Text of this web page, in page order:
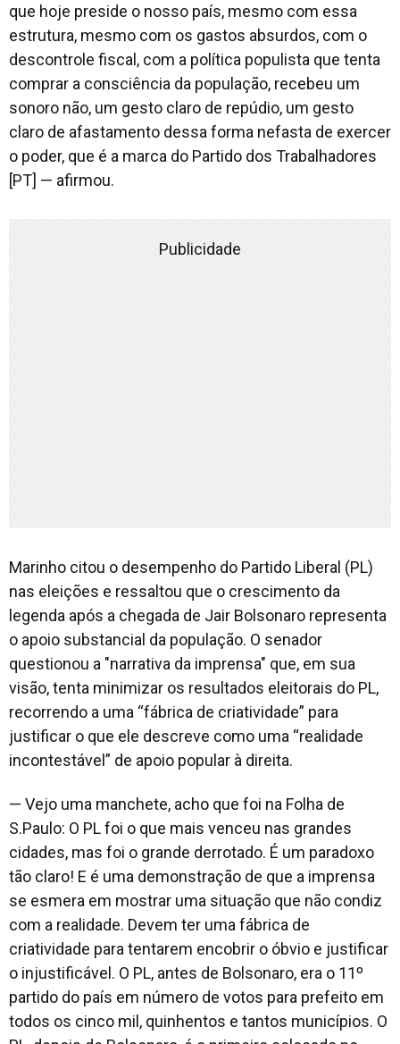
que hoje preside o nosso país, mesmo com essa
estrutura, mesmo com os gastos absurdos, com o
descontrole fiscal, com a política populista que tenta
comprar a consciência da população, recebeu um
sonoro não, um gesto claro de repúdio, um gesto
claro de afastamento dessa forma nefasta de exercer
o poder, que é a marca do Partido dos Trabalhadores
[PT] — afirmou.
Publicidade
Marinho citou o desempenho do Partido Liberal (PL)
nas eleições e ressaltou que o crescimento da
legenda após a chegada de Jair Bolsonaro representa
o apoio substancial da população. O senador
questionou a "narrativa da imprensa" que, em sua
visão, tenta minimizar os resultados eleitorais do PL,
recorrendo a uma “fábrica de criatividade” para
justificar o que ele descreve como uma “realidade
incontestável” de apoio popular à direita.
— Vejo uma manchete, acho que foi na Folha de
S.Paulo: O PL foi o que mais venceu nas grandes
cidades, mas foi o grande derrotado. É um paradoxo
tão claro! E é uma demonstração de que a imprensa
se esmera em mostrar uma situação que não condiz
com a realidade. Devem ter uma fábrica de
criatividade para tentarem encobrir o óbvio e justificar
o injustificável. O PL, antes de Bolsonaro, era o 11º
partido do país em número de votos para prefeito em
todos os cinco mil, quinhentos e tantos municípios. O